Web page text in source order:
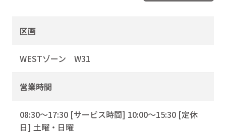
区画
WESTゾーン W31
営業時間
08:30〜17:30 [サービス時間] 10:00〜15:30 [定休
日] 土曜・日曜